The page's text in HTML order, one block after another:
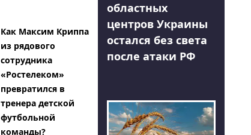
Как Максим Криппа
из рядового
сотрудника
«Ростелеком»
превратился в
тренера детской
футбольной
команды?
областных
центров Украины
остался без света
после атаки РФ